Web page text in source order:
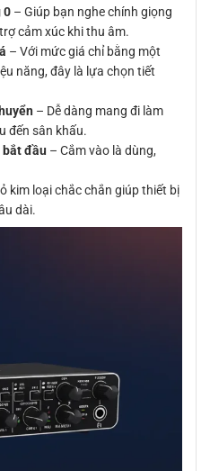
0– Giúp bạn nghe chính giọng
cảm xúc khi thu âm.
– Với mức giá chỉ bằng một
năng, đây là lựa chọn tiết
– Dễ dàng mang đi làm
đến sân khấu.
bắt đầu – Cắm vào là dùng,
kim loại chắc chắn giúp thiết bị
dài.